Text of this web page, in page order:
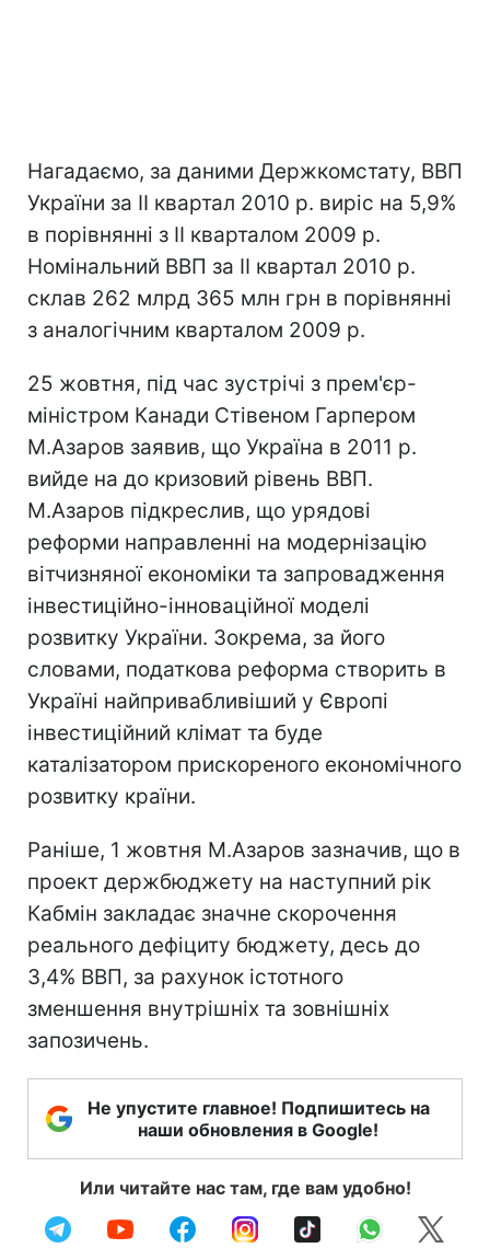
Нагадаємо, за даними Держкомстату, ВВП
України за II квартал 2010 р. виріс на 5,9%
в порівнянні з II кварталом 2009 р.
Номінальний ВВП за II квартал 2010 р.
склав 262 млрд 365 млн грн в порівнянні
з аналогічним кварталом 2009 р.
25 жовтня, під час зустрічі з прем'єр-
міністром Канади Стівеном Гарпером
М.Азаров заявив, що Україна в 2011 р.
вийде на до кризовий рівень ВВП.
М.Азаров підкреслив, що урядові
реформи направленні на модернізацію
вітчизняної економіки та запровадження
інвестиційно-інноваційної моделі
розвитку України. Зокрема, за його
словами, податкова реформа створить в
Україні найпривабливіший у Європі
інвестиційний клімат та буде
каталізатором прискореного економічного
розвитку країни.
Раніше, 1 жовтня М.Азаров зазначив, що в
проект держбюджету на наступний рік
Кабмін закладає значне скорочення
реального дефіциту бюджету, десь до
3,4% ВВП, за рахунок істотного
зменшення внутрішніх та зовнішніх
запозичень.
Не упустите главное! Подпишитесь на
наши обновления в Google!
Или читайте нас там, где вам удобно!